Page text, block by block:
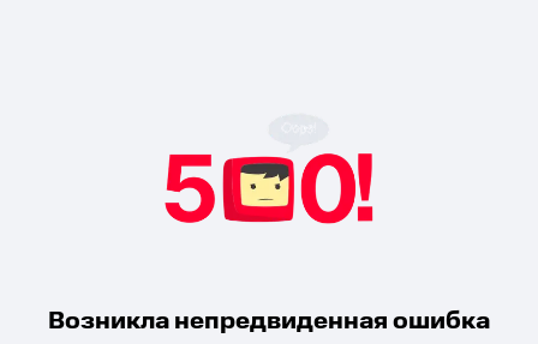
Возникла непредвиденная ошибка